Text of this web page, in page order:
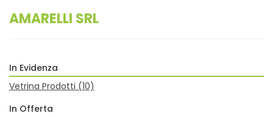
AMARELLI SRL
In Evidenza
Vetrina Prodotti (10)
In Offerta